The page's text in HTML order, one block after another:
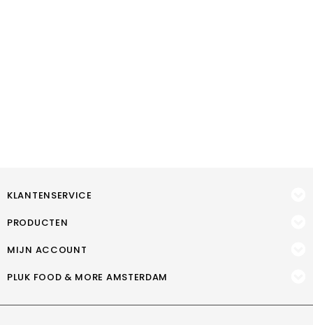
KLANTENSERVICE
PRODUCTEN
MIJN ACCOUNT
PLUK FOOD & MORE AMSTERDAM